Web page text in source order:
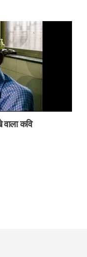
कवि